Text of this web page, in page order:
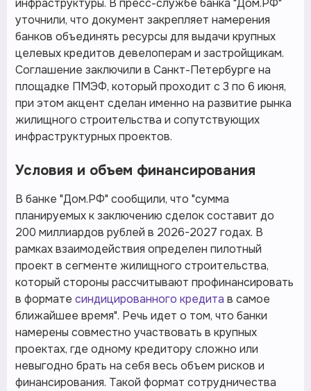
инфраструктуры. В пресс-службе банка "Дом.РФ"
уточнили, что документ закрепляет намерения
банков объединять ресурсы для выдачи крупных
целевых кредитов девелоперам и застройщикам.
Соглашение заключили в Санкт-Петербурге на
площадке ПМЭФ, который проходит с 3 по 6 июня,
при этом акцент сделан именно на развитие рынка
жилищного строительства и сопутствующих
инфраструктурных проектов.
Условия и объем финансирования
В банке "Дом.РФ" сообщили, что "сумма
планируемых к заключению сделок составит до
200 миллиардов рублей в 2026-2027 годах. В
рамках взаимодействия определен пилотный
проект в сегменте жилищного строительства,
который стороны рассчитывают профинансировать
в формате синдицированного кредита в самое
ближайшее время". Речь идет о том, что банки
намерены совместно участвовать в крупных
проектах, где одному кредитору сложно или
невыгодно брать на себя весь объем рисков и
финансирования. Такой формат сотрудничества